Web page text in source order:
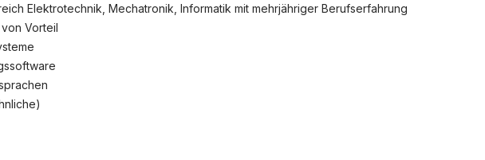
Elektrotechnik, Mechatronik, Informatik mit mehrjähriger Berufserfahrung
Vorteil